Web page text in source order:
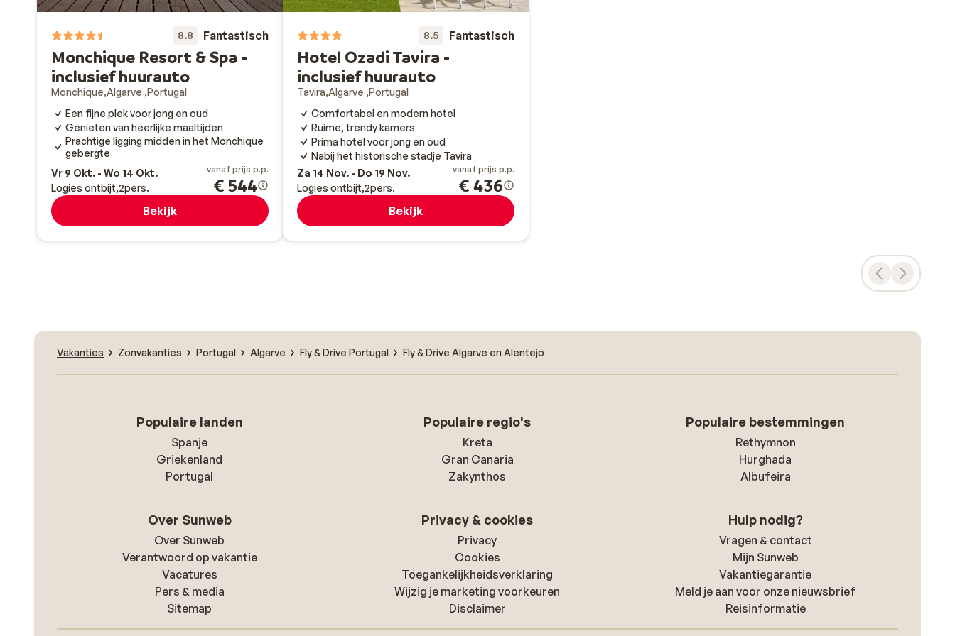
8.8 Fantastisch
Monchique Resort & Spa -
inclusief huurauto
Monchique Algarve Portugal
Een fijne plek voor jong en oud
Genieten van heerlijke maaltijden
Prachtige ligging midden in het Monchique
gebergte
Vr 9 Okt. - Wo 14 Okt.
Logies ontbijt 2pers.
vanaf prijs p.p.
€ 544
Bekijk
8.5 Fantastisch
Hotel Ozadi Tavira -
inclusief huurauto
Tavira Algarve Portugal
Comfortabel en modern hotel
Ruime, trendy kamers
Prima hotel voor jong en oud
Nabij het historische stadje Tavira
Za 14 Nov. - Do 19 Nov.
Logies ontbijt 2pers.
vanaf prijs p.p.
€ 436
Bekijk
Vakanties Zonvakanties Portugal Algarve Fly & Drive Portugal Fly & Drive Algarve en Alentejo
Populaire landen
Spanje
Griekenland
Portugal
Populaire regio's
Kreta
Gran Canaria
Zakynthos
Populaire bestemmingen
Rethymnon
Hurghada
Albufeira
Over Sunweb
Over Sunweb
Verantwoord op vakantie
Vacatures
Pers & media
Sitemap
Privacy & cookies
Privacy
Cookies
Toegankelijkheidsverklaring
Wijzig je marketing voorkeuren
Disclaimer
Hulp nodig?
Vragen & contact
Mijn Sunweb
Vakantiegarantie
Meld je aan voor onze nieuwsbrief
Reisinformatie